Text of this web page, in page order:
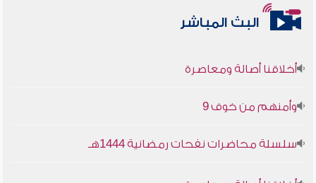
البث المباشر